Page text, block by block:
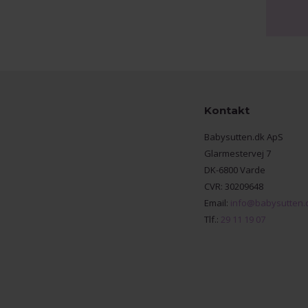
Kontakt
Babysutten.dk ApS
Glarmestervej 7
DK-6800 Varde
CVR: 30209648
Email:
Tlf.: 29 11 19 07